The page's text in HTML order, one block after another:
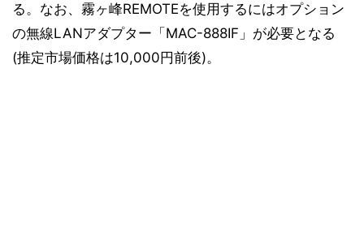
る。なお、霧ヶ峰REMOTEを使用するにはオプション
の無線LANアダプター「MAC-888IF」が必要となる
(推定市場価格は10,000円前後)。